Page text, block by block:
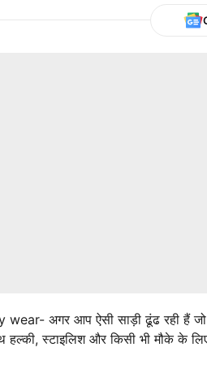
wear- अगर आप ऐसी साड़ी ढूंढ रही हैं
स्टाइलिश और किसी भी मौके के